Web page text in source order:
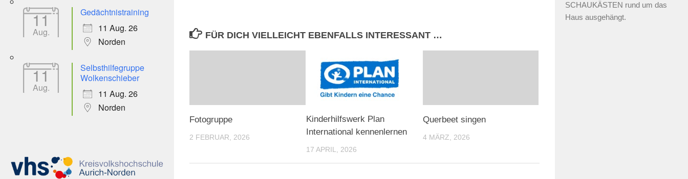
zu
FÜR DICH VIELLEICHT EBENFALLS INTERESSANT …
Fotogruppe
2 FEBRUAR, 2026
Kinderhilfswerk Plan
International kennenlernen
17 APRIL, 2026
Querbeet singen
4 MÄRZ, 2026
11
Aug.
Gedächtnistraining
11 Aug. 26
Norden
11
Aug.
Selbsthilfegruppe
Wolkenschieber
11 Aug. 26
Norden
SCHAUKÄSTEN rund um das
Haus ausgehängt.